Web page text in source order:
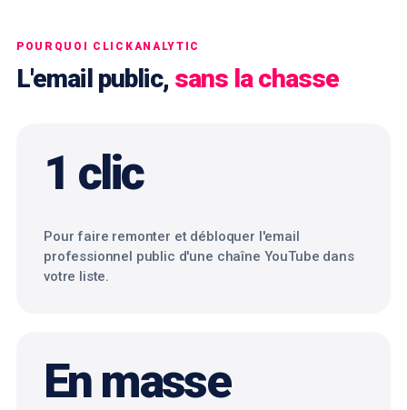
POURQUOI CLICKANALYTIC
L'email public, sans la chasse
1 clic
Pour faire remonter et débloquer l'email
professionnel public d'une chaîne YouTube dans
votre liste.
En masse